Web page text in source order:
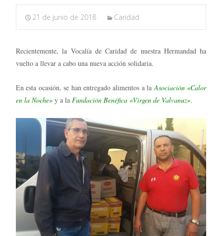
21 de junio de 2018 Caridad
Recientemente, la Vocalía de Caridad de nuestra Hermandad ha
vuelto a llevar a cabo una nueva acción solidaria.
En esta ocasión, se han entregado alimentos a laAsociación «Calor
en la Noche» y a la Fundación Benéfica «Virgen de Valvanuz».